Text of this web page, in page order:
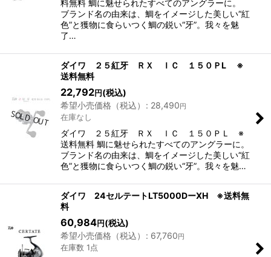
料無料 鯛に魅せられたすべてのアングラーに。
ブランド名の由来は、鯛をイメージした美しい“紅
色”と獲物に食らいつく鯛の鋭い“牙”。我々を魅
了…
ダイワ ２５紅牙 ＲＸ ＩＣ １５０ＰL ※
送料無料
22,792円 (税込)
希望小売価格（税込）
: 28,490円
在庫なし
ダイワ ２５紅牙 ＲＸ ＩＣ １５０ＰＬ ※
送料無料 鯛に魅せられたすべてのアングラーに。
ブランド名の由来は、鯛をイメージした美しい“紅
色”と獲物に食らいつく鯛の鋭い“牙”。我々を魅…
ダイワ 24セルテートLT5000DーXH ※送料無
料
60,984円 (税込)
希望小売価格（税込）
: 67,760円
在庫数 1点